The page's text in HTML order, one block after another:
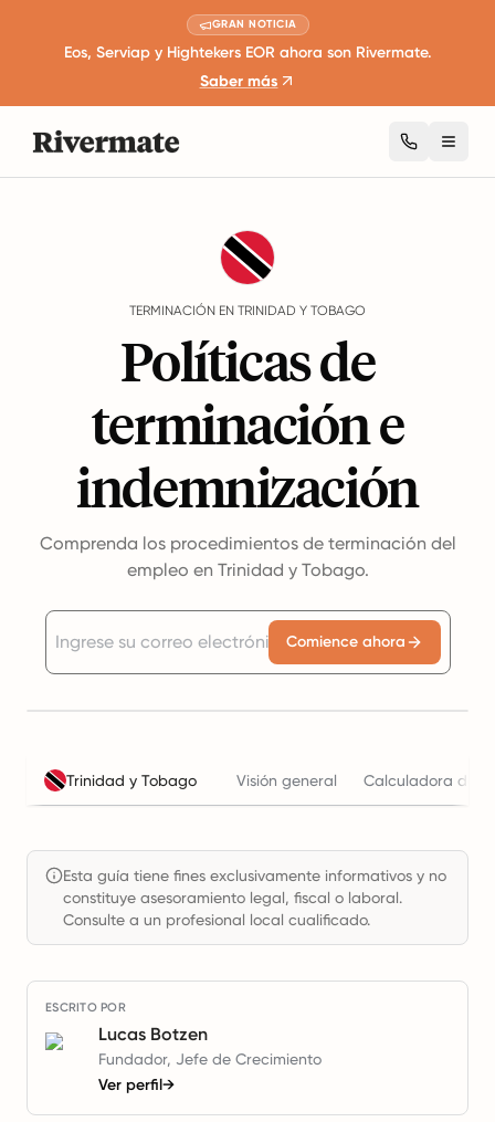
GRAN NOTICIA
Eos, Serviap y Hightekers EOR ahora son Rivermate.
Saber más
TERMINACIÓN EN TRINIDAD Y TOBAGO
Políticas de
terminación e
indemnización
Comprenda los procedimientos de terminación del
empleo en Trinidad y Tobago.
Comience ahora
Trinidad y Tobago Visión general Calculadora de
Esta guía tiene fines exclusivamente informativos y no
constituye asesoramiento legal, fiscal o laboral.
Consulte a un profesional local cualificado.
ESCRITO POR
Lucas Botzen
Fundador, Jefe de Crecimiento
Ver perfil→